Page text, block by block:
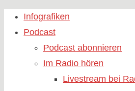
Skip
Infografiken
Podcast
Podcast abonnieren
Im Radio hören
Livestream bei